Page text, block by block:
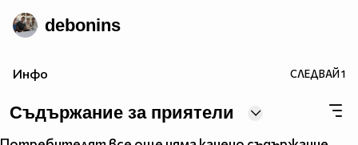
debonins
Инфо СЛЕДВАЙ1
Съдържание за приятели